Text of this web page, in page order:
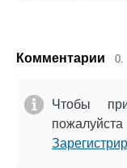
Комментарии 0.
Чтобы